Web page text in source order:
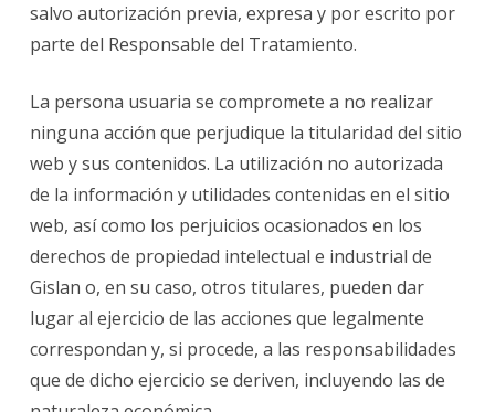
salvo autorización previa, expresa y por escrito por
parte del Responsable del Tratamiento.
La persona usuaria se compromete a no realizar
ninguna acción que perjudique la titularidad del sitio
web y sus contenidos. La utilización no autorizada
de la información y utilidades contenidas en el sitio
web, así como los perjuicios ocasionados en los
derechos de propiedad intelectual e industrial de
Gislan o, en su caso, otros titulares, pueden dar
lugar al ejercicio de las acciones que legalmente
correspondan y, si procede, a las responsabilidades
que de dicho ejercicio se deriven, incluyendo las de